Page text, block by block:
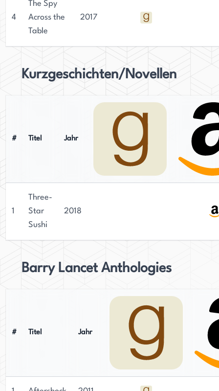
Lancets Verbindung zu Japan begann vor mehr
als 25 Jahren mit einer kurzen Erkundungsreise
4
The Spy
Across the
Table
2017
Kurzgeschichten/Novellen
# Titel Jahr
1
Three-
Star
Sushi
2018
Barry Lancet Anthologies
# Titel Jahr